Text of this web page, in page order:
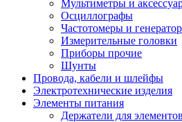
Мультиметры и
Осциллографы
Частотомеры и
Измерительные головки
Приборы прочие
Шунты
Провода, кабели и шлейфы
Электротехнические изделия
Элементы питания
Держатели для